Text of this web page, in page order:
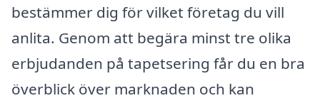
bestämmer dig för vilket företag du vill
anlita. Genom att begära minst tre olika
erbjudanden på tapetsering får du en bra
överblick över marknaden och kan